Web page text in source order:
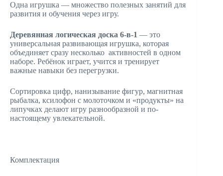
Одна игрушка — множество полезных занятий для
развития и обучения через игру.
Деревянная логическая доска 6-в-1 — это
универсальная развивающая игрушка, которая
объединяет сразу несколько активностей в одном
наборе. Ребёнок играет, учится и тренирует
важные навыки без перегрузки.
Сортировка цифр, нанизывание фигур, магнитная
рыбалка, ксилофон с молоточком и «продукты» на
липучках делают игру разнообразной и по-
настоящему увлекательной.
Комплектация